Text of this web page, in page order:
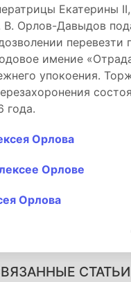
Екатерины
Орлов-Давыдов
перевезти
имение
упокоения.
года.
Орлова
Орлове
Орлова
СТАТЬИ